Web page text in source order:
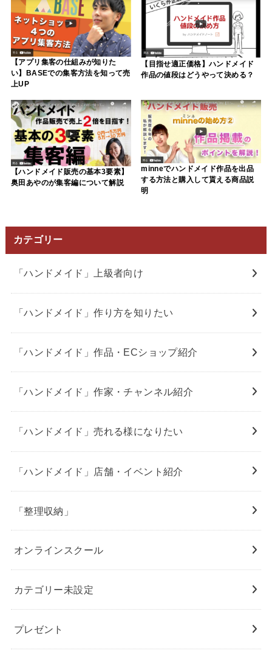
【アプリ集客の仕組みが知りた
い】BASEでの集客方法を知って売
上UP
【目指せ適正価格】ハンドメイド
作品の値段はどうやって決める？
【ハンドメイド販売の基本3要素】
奥田あやのが集客編について解説
minneでハンドメイド作品を出品
する方法と購入して貰える商品説
明
カテゴリー
「ハンドメイド」上級者向け
「ハンドメイド」作り方を知りたい
「ハンドメイド」作品・ECショップ紹介
「ハンドメイド」作家・チャンネル紹介
「ハンドメイド」売れる様になりたい
「ハンドメイド」店舗・イベント紹介
「整理収納」
オンラインスクール
カテゴリー未設定
プレゼント